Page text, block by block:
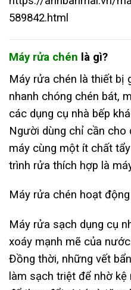
589842.html
Máy rửa chén là gì?
Máy rửa chén là thiết bị
nhanh chóng chén bát,
các dụng cụ nhà bếp
Người dùng chỉ cần cho
máy cùng một ít chất
trình rửa thích hợp là
Máy rửa chén hoạt
Máy rửa sạch dụng cụ
xoáy mạnh mẽ của
Đồng thời, những vết
làm sạch triệt để nhờ